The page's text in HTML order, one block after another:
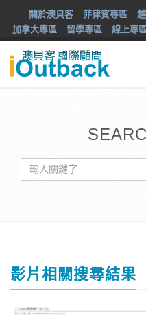
關於澳貝客 菲律賓專區
加拿大專區
留學專區 線上專
影片相關搜尋結果